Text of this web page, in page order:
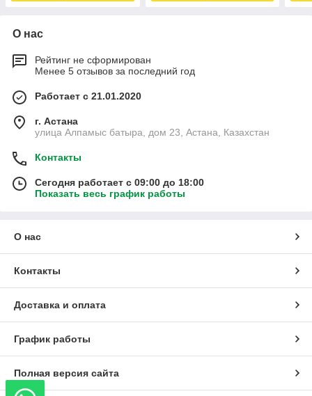
О нас
Рейтинг не сформирован
Менее 5 отзывов за последний год
Работает с 21.01.2020
г. Астана
улица Алпамыс батыра, дом 23, Астана, Казахстан
Контакты
Сегодня работает с 09:00 до 18:00
Показать весь график работы
О нас
Контакты
Доставка и оплата
График работы
Полная версия сайта